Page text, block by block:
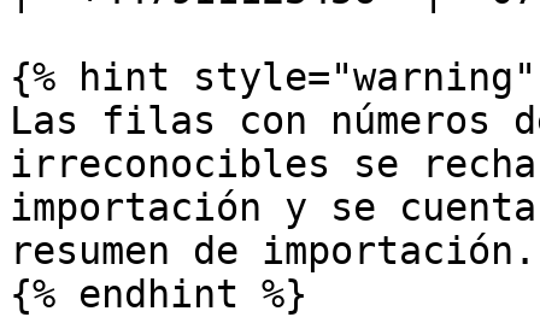
{% hint style="warning"
Las filas con números
irreconocibles se
importación y se
resumen de
{% endhint %}